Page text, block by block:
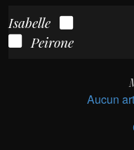
Isabelle
Peirone
Aucun